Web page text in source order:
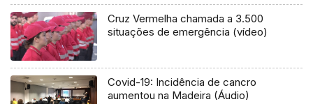
Cruz Vermelha chamada a 3.500
situações de emergência (vídeo)
Covid-19: Incidência de cancro
aumentou na Madeira (Áudio)